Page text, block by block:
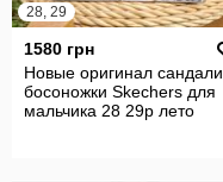
28, 29
1580 грн
Новые оригинал сандали
босоножки Skechers для
мальчика 28 29р лето